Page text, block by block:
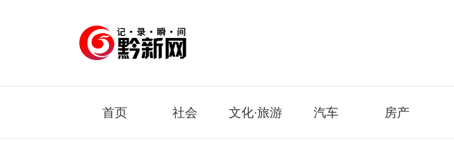
首页 社会 文化·旅游 汽车 房产